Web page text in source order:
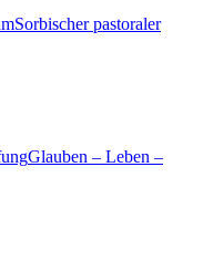
Sorbischer pastoraler
Glauben – Leben –